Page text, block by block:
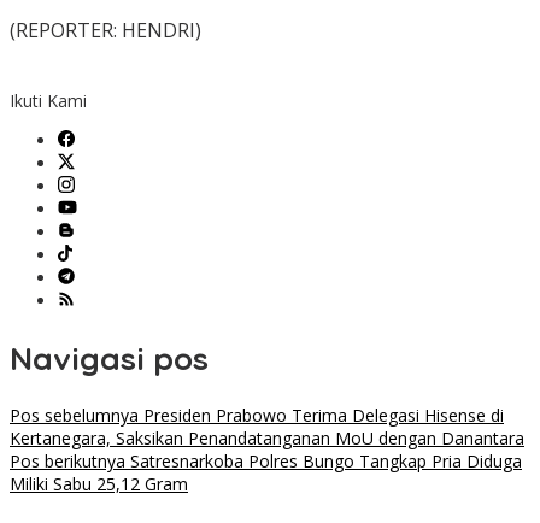
(REPORTER: HENDRI)
Ikuti Kami
Navigasi pos
Pos sebelumnya Presiden Prabowo Terima Delegasi Hisense di
Kertanegara, Saksikan Penandatanganan MoU dengan Danantara
Pos berikutnya Satresnarkoba Polres Bungo Tangkap Pria Diduga
Miliki Sabu 25,12 Gram